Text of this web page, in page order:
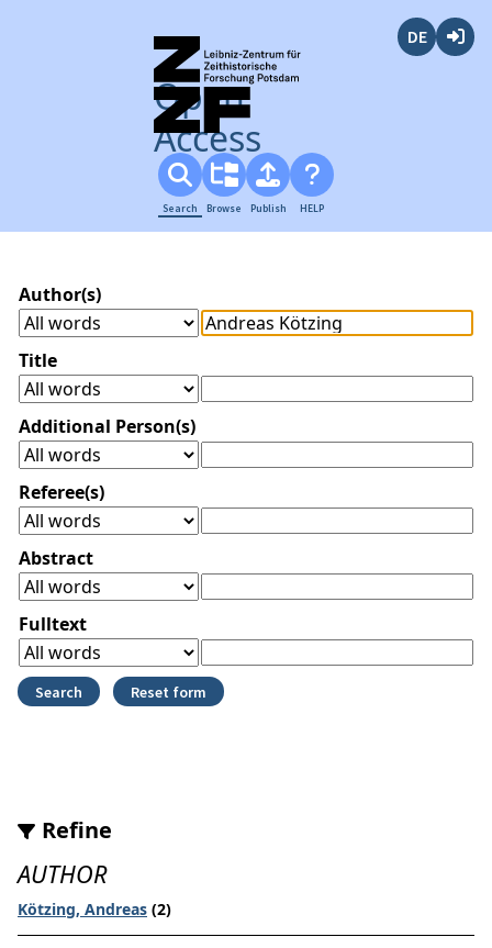
Open
Access
Search Browse Publish HELP
Author(s)
Title
Additional Person(s)
Referee(s)
Abstract
Fulltext
Refine
AUTHOR
Kötzing, Andreas (2)